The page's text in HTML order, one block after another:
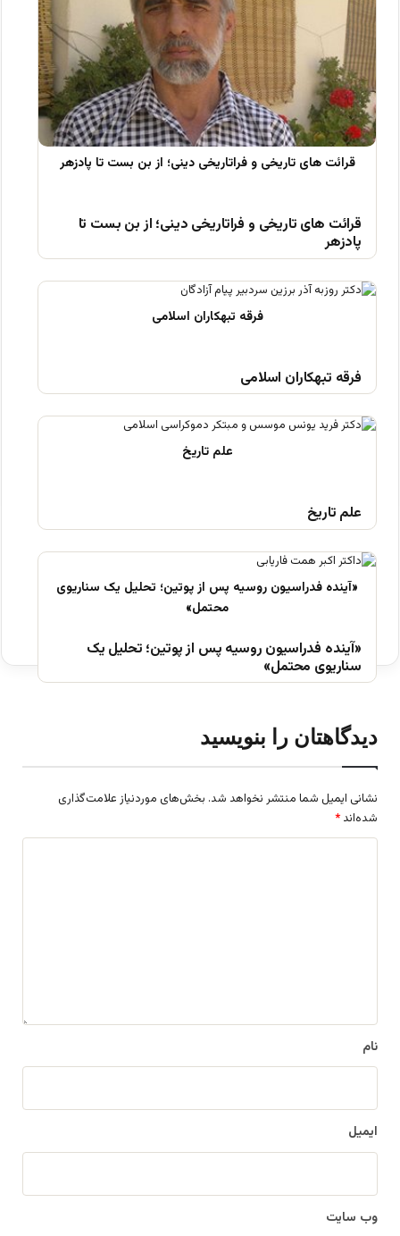
قرائت های تاریخی و فراتاریخی دینی؛ از بن بست تا
پادزهر
فرقه تبهکاران اسلامی
علم تاریخ
«آینده فدراسیون روسیه پس از پوتین؛ تحلیل یک
سناریوی محتمل»
دیدگاهتان را بنویسید
نشانی ایمیل شما منتشر نخواهد شد. بخش‌های موردنیاز علامت‌گذاری
شده‌اند *
نام
ایمیل
وب‌ سایت